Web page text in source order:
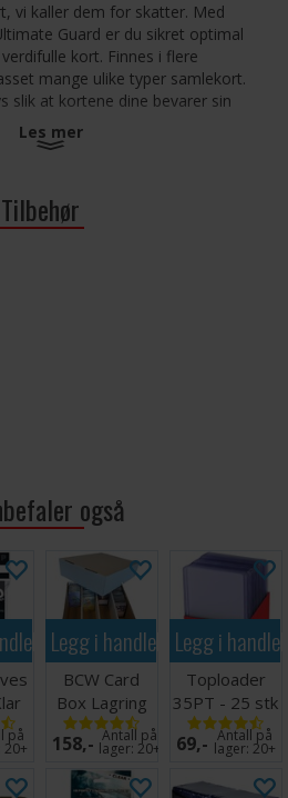
vi kaller dem for skatter. Med
Guard er du sikret optimal
kort. Finnes i flere
mange ulike typer samlekort.
slik at kortene dine bevarer sin
samlekort opp til 180PT
Case 180PT
Les mer
Tilbehør
også
på
20+
Legg i handlekurven
BCW Card
Box Lagring
4000 kort
158,- Antall på
lager:20+
Legg i
Toploader
35PT - 25 stk
63,5 x 88,9
mm
69,- Antall på
lager:20+